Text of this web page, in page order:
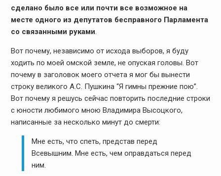
сделано было все или почти все возможное на
месте одного из депутатов бесправного Парламента
со связанными руками
Вот почему, независимо от исхода выборов, я буду
ходить по моей омской земле, не опуская головы. Вот
почему в заголовок моего отчета я мог бы вынести
строку великого А.С. Пушкина “Я гимны прежние пою”.
Вот почему я решусь сейчас повторить последние строки
с юности любимого мною Владимира Высоцкого,
написанные за несколько минут до смерти:
Мне есть, что спеть, представ перед
Всевышним. Мне есть, чем оправдаться перед
ним.